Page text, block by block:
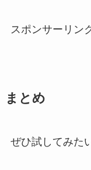
スポンサーリン
まとめ
ぜひ試してみた